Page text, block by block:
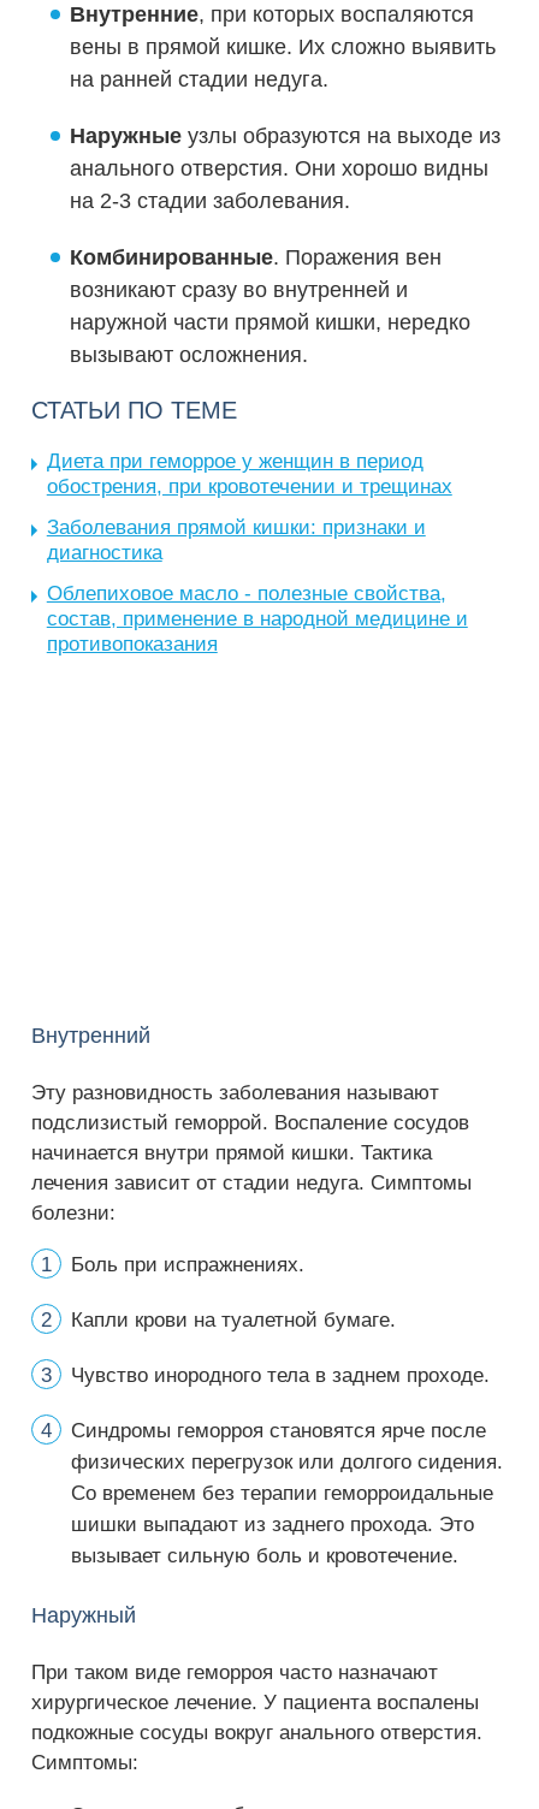
Внутренние, при которых воспаляются
вены в прямой кишке. Их сложно выявить
на ранней стадии недуга.
Наружные узлы образуются на выходе из
анального отверстия. Они хорошо видны
на 2-3 стадии заболевания.
Комбинированные. Поражения вен
возникают сразу во внутренней и
наружной части прямой кишки, нередко
вызывают осложнения.
СТАТЬИ ПО ТЕМЕ
Диета при геморрое у женщин в период
обострения, при кровотечении и трещинах
Заболевания прямой кишки: признаки и
диагностика
Облепиховое масло - полезные свойства,
состав, применение в народной медицине и
противопоказания
Внутренний
Эту разновидность заболевания называют
подслизистый геморрой. Воспаление сосудов
начинается внутри прямой кишки. Тактика
лечения зависит от стадии недуга. Симптомы
болезни:
Боль при испражнениях.
Капли крови на туалетной бумаге.
Чувство инородного тела в заднем проходе.
Синдромы геморроя становятся ярче после
физических перегрузок или долгого сидения.
Со временем без терапии геморроидальные
шишки выпадают из заднего прохода. Это
вызывает сильную боль и кровотечение.
Наружный
При таком виде геморроя часто назначают
хирургическое лечение. У пациента воспалены
подкожные сосуды вокруг анального отверстия.
Симптомы: